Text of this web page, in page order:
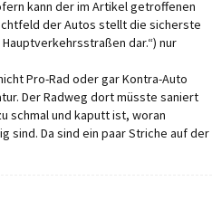
kann der im Artikel getroffenen
der Autos stellt die sicherste
dar.“) nur
Pro-Rad oder gar Kontra-Auto
Der Radweg dort müsste saniert
schmal und kaputt ist, woran
sind. Da sind ein paar Striche auf der